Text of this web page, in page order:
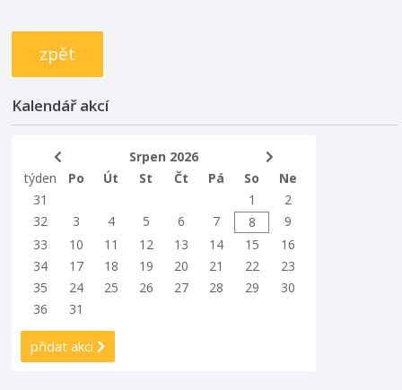
zpět
Kalendář akcí
Srpen 2026
týden
Po Út St Čt Pá So
Ne
31
1
2
32
3 4 5 6 7 8
9
33
10 11 12 13 14 15
16
34
17 18 19 20 21 22
23
35
24 25 26 27 28 29
30
36
31
přidat akci